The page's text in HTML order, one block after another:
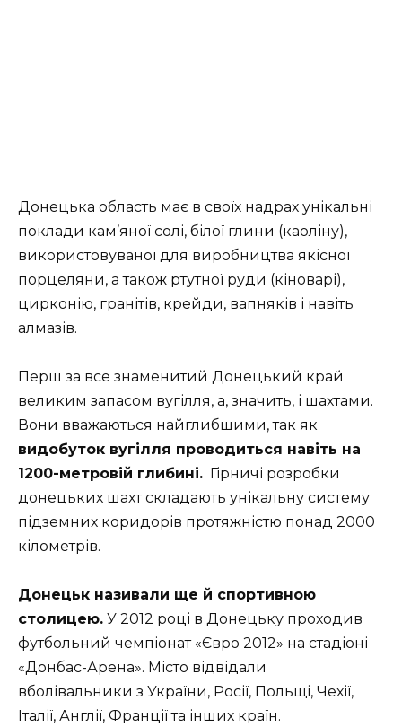
Донецька область має в своїх надрах унікальні
поклади кам’яної солі, білої глини (каоліну),
використовуваної для виробництва якісної
порцеляни, а також ртутної руди (кіноварі),
цирконію, гранітів, крейди, вапняків і навіть
алмазів.
Перш за все знаменитий Донецький край
великим запасом вугілля, а, значить, і шахтами.
Вони вважаються найглибшими, так як
видобуток вугілля проводиться навіть на
1200-метровій глибині. Гірничі розробки
донецьких шахт складають унікальну систему
підземних коридорів протяжністю понад 2000
кілометрів.
Донецьк називали ще й спортивною
столицею. У 2012 році в Донецьку проходив
футбольний чемпіонат «Євро 2012» на стадіоні
«Донбас-Арена». Місто відвідали
вболівальники з України, Росії, Польщі, Чехії,
Італії, Англії, Франції та інших країн.